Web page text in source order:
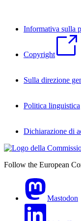
Informativa sulla
Copyright
Sulla direzione
Politica linguistica
Dichiarazione di
Follow the European
Mastodon